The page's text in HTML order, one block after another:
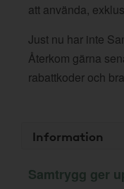
att använda,
Just nu har inte
Återkom gärna
rabattkoder och
Information
Samtrygg ger